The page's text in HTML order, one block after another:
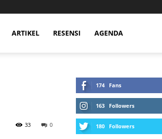
ARTIKEL RESENSI AGENDA
0
33
174 Fans
163 Followers
180 Followers